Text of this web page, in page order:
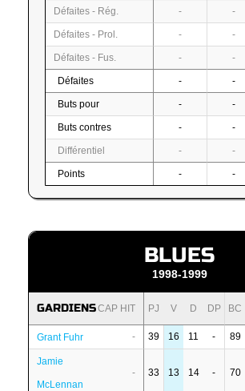
Défaites - Rég. - -
Défaites - Prol. - -
Défaites - Fus. - -
Défaites - -
Buts pour - -
Buts contres - -
Différentiel - -
Points - -
BLUES
1998-1999
GARDIENSCAP HIT PJ V D DP BC
Grant Fuhr - 39 16 11 - 89
Jamie
McLennan
- 33 13 14 - 70